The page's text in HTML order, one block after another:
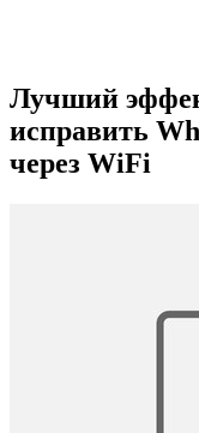
Лучший
исправить
через WiFi